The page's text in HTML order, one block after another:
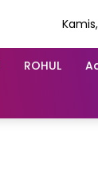
ROHUL